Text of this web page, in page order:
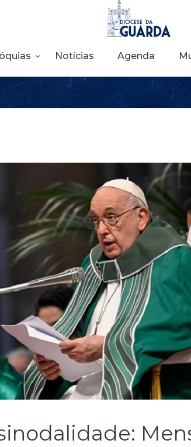
Notícias Agenda
PARÓQUIAS
MULTIMÉDIA
SENTIR COM A
IGREJA
CONTACTOS